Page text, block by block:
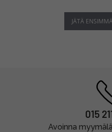
JÄTÄ
015
Avoinna